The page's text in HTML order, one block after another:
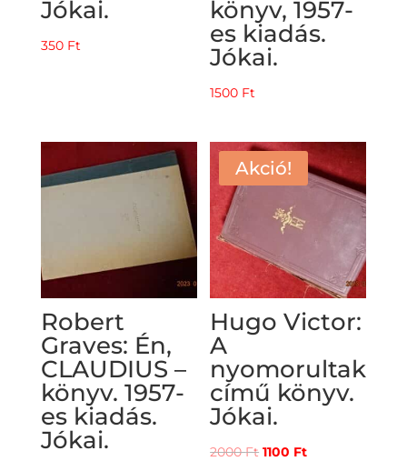
Jókai.
350 Ft
könyv, 1957-
es kiadás.
Jókai.
1500 Ft
Robert
Graves: Én,
CLAUDIUS –
könyv. 1957-
es kiadás.
Jókai.
Akció!
Hugo Victor:
A
nyomorultak
című könyv.
Jókai.
2000Ft Original
1100 FtCurrent